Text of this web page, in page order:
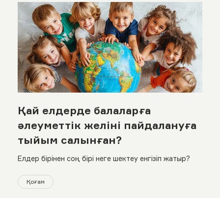
Қай елдерде балаларға
әлеуметтік желіні пайдалануға
тыйым салынған?
Елдер бірінен соң бірі неге шектеу енгізіп жатыр?
Қоғам